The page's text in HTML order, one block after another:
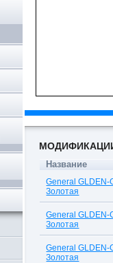
Название
General
Золотая
General
Золотая
General
Золотая